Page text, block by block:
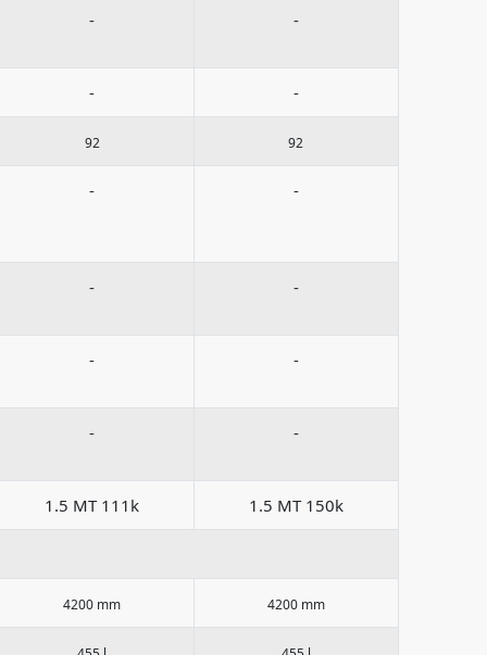
- -
- -
92 92
- -
- -
- -
- -
1.5 MT 111k 1.5 MT 150k
4200 mm 4200 mm